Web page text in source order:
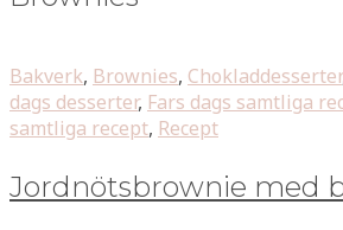
Bakverk, Brownies, Chokladdesserter
dags desserter, Fars dags samtliga
samtliga recept, Recept
Jordnötsbrownie med